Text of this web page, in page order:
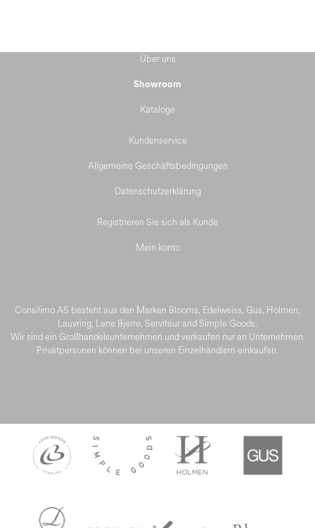
Consilimo AS besteht aus den Marken Blooms, Edelweiss, Gus, Holmen,
Lauvring, Lene Bjerre, Serviteur and Simple Goods.
Wir sind ein Großhandelsunternehmen und verkaufen nur an Unternehmen.
Privatpersonen können bei unseren Einzelhändlern einkaufen.
Über uns
Showroom
Kataloge
Kundenservice
Allgemeine Geschäftsbedingungen
Datenschutzerklärung
Registrieren Sie sich als Kunde
Mein konto